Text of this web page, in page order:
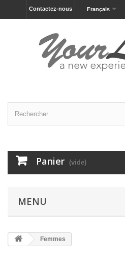
Français
Contactez-nous
Panier (vide)
MENU
Femmes